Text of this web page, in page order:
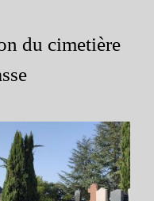
du cimetière